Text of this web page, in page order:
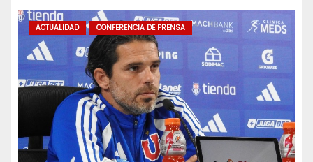
ACTUALIDAD CONFERENCIA DE PRENSA